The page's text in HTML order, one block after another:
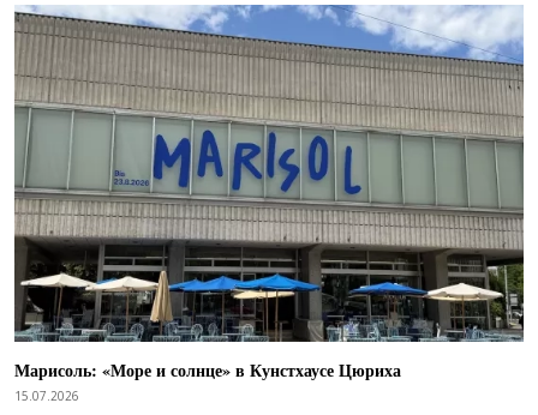
Марисоль: «Море и солнце» в Кунстхаусе Цюриха
15.07.2026